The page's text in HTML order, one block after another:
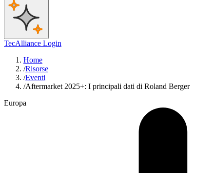
TecAlliance Login
Home
/Risorse
/Eventi
/Aftermarket 2025+: I principali dati di Roland Berger
Europa